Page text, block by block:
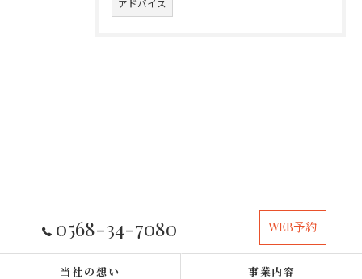
アドバイス
0568-34-7080 WEB予約
当社の想い 事業内容